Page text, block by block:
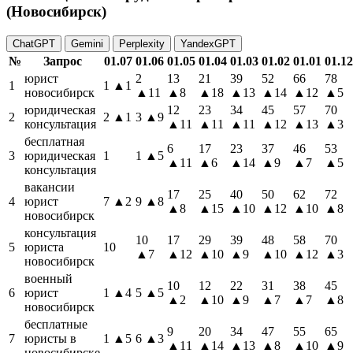
(Новосибирск)
ChatGPT Gemini Perplexity YandexGPT
№ Запрос 01.07 01.06 01.05 01.04 01.03 01.02 01.01 01.12
1
юрист
новосибирск
1 ▲1
2
▲11
13
▲8
21
▲18
39
▲13
52
▲14
66
▲12
78
▲5
2
юридическая
консультация
2 ▲1 3 ▲9
12
▲11
23
▲11
34
▲11
45
▲12
57
▲13
70
▲3
3
бесплатная
юридическая
консультация
1 1 ▲5
6
▲11
17
▲6
23
▲14
37
▲9
46
▲7
53
▲5
4
вакансии
юрист
новосибирск
7 ▲2 9 ▲8
17
▲8
25
▲15
40
▲10
50
▲12
62
▲10
72
▲8
5
консультация
юриста
новосибирск
10
10
▲7
17
▲12
29
▲10
39
▲9
48
▲10
58
▲12
70
▲3
6
военный
юрист
новосибирск
1 ▲4 5 ▲5
10
▲2
12
▲10
22
▲9
31
▲7
38
▲7
45
▲8
7
бесплатные
юристы в
1 ▲5 6 ▲3
9
▲11
20
▲14
34
▲13
47
▲8
55
▲10
65
▲9